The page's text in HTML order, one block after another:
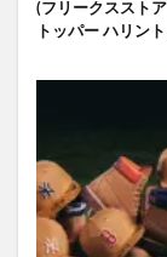
(フリークススト
トッパー ハリン